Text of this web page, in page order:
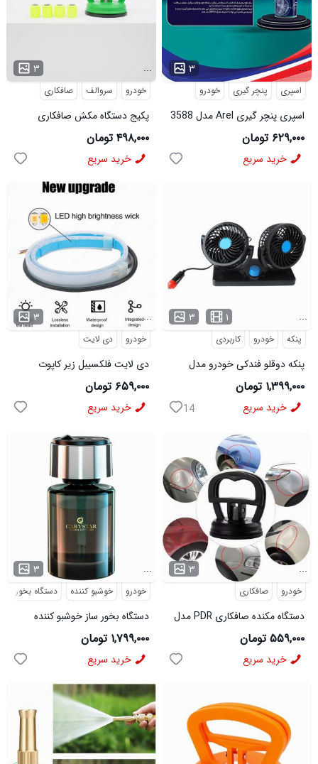
۳ ...
خودرو سروالف صافکاری
پکیج دستگاه مکش صافکاری
سروالف VIPشب نما
۴۹۸,۰۰۰ تومان
خرید سریع
۳ ...
اسپری پنچر گیری خودرو
اسپری پنچر گیری Arel مدل 3588
۶۲۹,۰۰۰ تومان
خرید سریع
۳ ...
خودرو دی لایت
دی لایت فلکسیبل زیر کاپوت
خودرو Car LED hood Lights
مدل 47549
۶۵۹,۰۰۰ تومان
خرید سریع
۳ ۱ ...
پنکه خودرو کاربردی
پنکه دوقلو فندکی خودرو مدل
47456
۱,۳۹۹,۰۰۰ تومان
خرید سریع 14
۳ ...
خودرو خوشبو کننده دستگاه بخور
دستگاه بخور ساز خوشبو کننده
خودرو carystar aroma
diffuser مدل 47258
۱,۷۹۹,۰۰۰ تومان
خرید سریع
۳ ...
خودرو صافکاری
دستگاه مکنده صافکاری PDR مدل
3511
۵۵۹,۰۰۰ تومان
خرید سریع